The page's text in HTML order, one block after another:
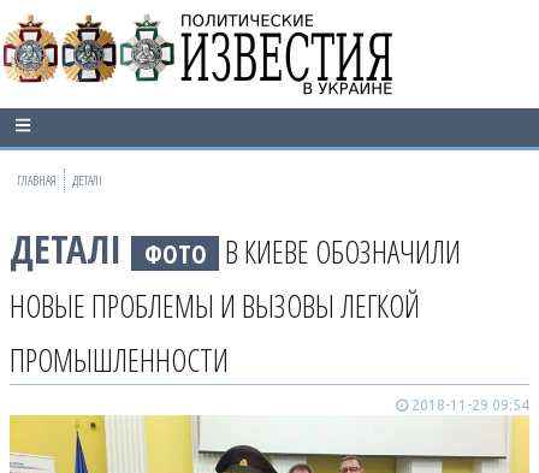
ГЛАВНАЯ ДЕТАЛІ
ДЕТАЛІ ФОТО В КИЕВЕ ОБОЗНАЧИЛИ
НОВЫЕ ПРОБЛЕМЫ И ВЫЗОВЫ ЛЕГКОЙ
ПРОМЫШЛЕННОСТИ
2018-11-29 09:54